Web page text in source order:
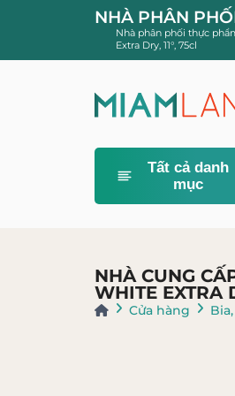
NHÀ PHÂN
Nhà phân phối thực
Extra Dry, 11°, 75cl
Tất cả danh
mục
NHÀ CUNG
WHITE EXTRA
Cửa hàng